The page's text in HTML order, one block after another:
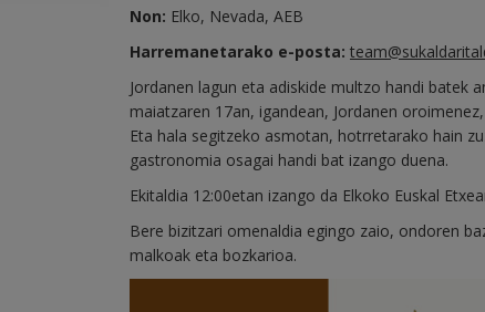
Non: Elko, Nevada, AEB
Harremanetarako e-posta:
Jordanen lagun eta adiskide multzo handi batek
maiatzaren 17an, igandean, Jordanen
Eta hala segitzeko asmotan, hotrretarako hain
gastronomia osagai handi bat izango duena.
Ekitaldia 12:00etan izango da Elkoko Euskal
Bere bizitzari omenaldia egingo zaio, ondoren
malkoak eta bozkarioa.